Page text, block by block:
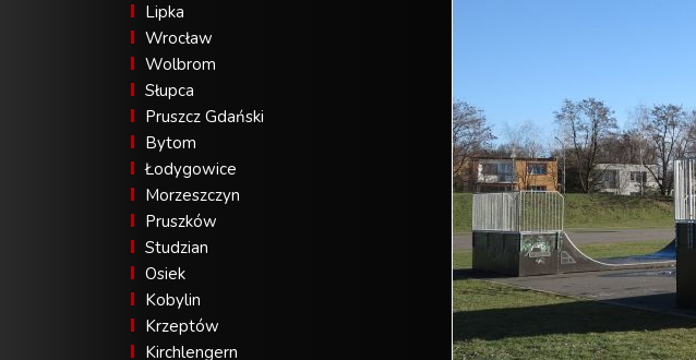
Lipka
Wrocław
Wolbrom
Słupca
Pruszcz Gdański
Bytom
Łodygowice
Morzeszczyn
Pruszków
Studzian
Osiek
Kobylin
Krzeptów
Kirchlengern